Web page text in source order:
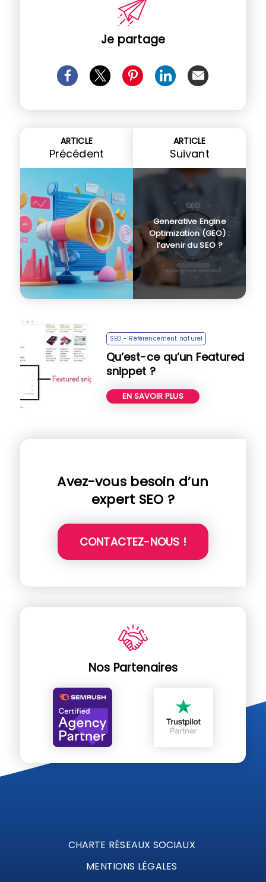
Je partage
ARTICLE
Précédent
ARTICLE
Suivant
Generative Engine
Optimization (GEO) :
l’avenir du SEO ?
SEO - Référencement naturel
Qu’est-ce qu’un Featured
snippet ?
EN SAVOIR PLUS
Avez-vous besoin d’un
expert SEO ?
CONTACTEZ-NOUS !
Nos Partenaires
CHARTE RÉSEAUX SOCIAUX
MENTIONS LÉGALES